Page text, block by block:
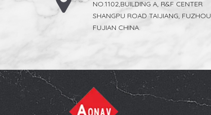
NO.1102,BUILDING A, R&F CENTER
SHANGPU ROAD TAIJIANG, FUZHOU
FUJIAN CHINA.